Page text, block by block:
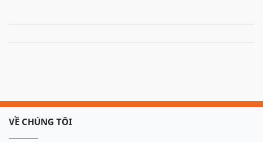
VỀ CHÚNG TÔI